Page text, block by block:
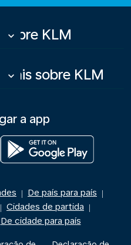
Sobre KLM
keyboard_arrow_down
Mais sobre KLM
keyboard_arrow_down
a app
| De país para país |
| Cidades de partida |
De cidade para país